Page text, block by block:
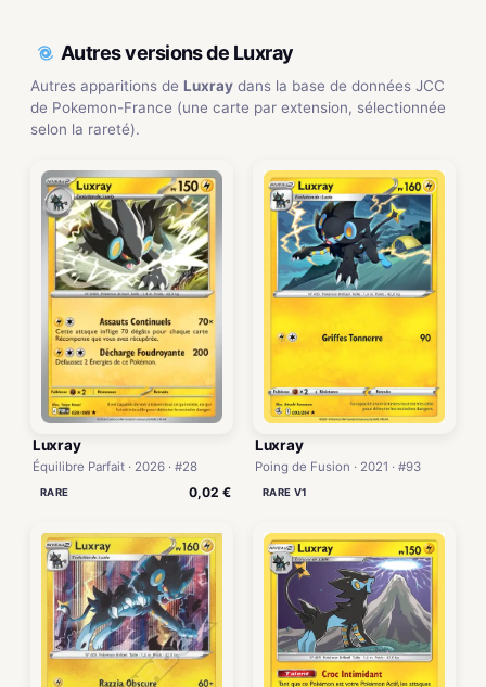
Autres versions de Luxray
Autres apparitions de Luxray dans la base de données JCC
de Pokemon-France (une carte par extension, sélectionnée
selon la rareté).
Luxray
Équilibre Parfait · 2026 · #28
RARE 0,02 €
Luxray
Poing de Fusion · 2021 · #93
RARE V1